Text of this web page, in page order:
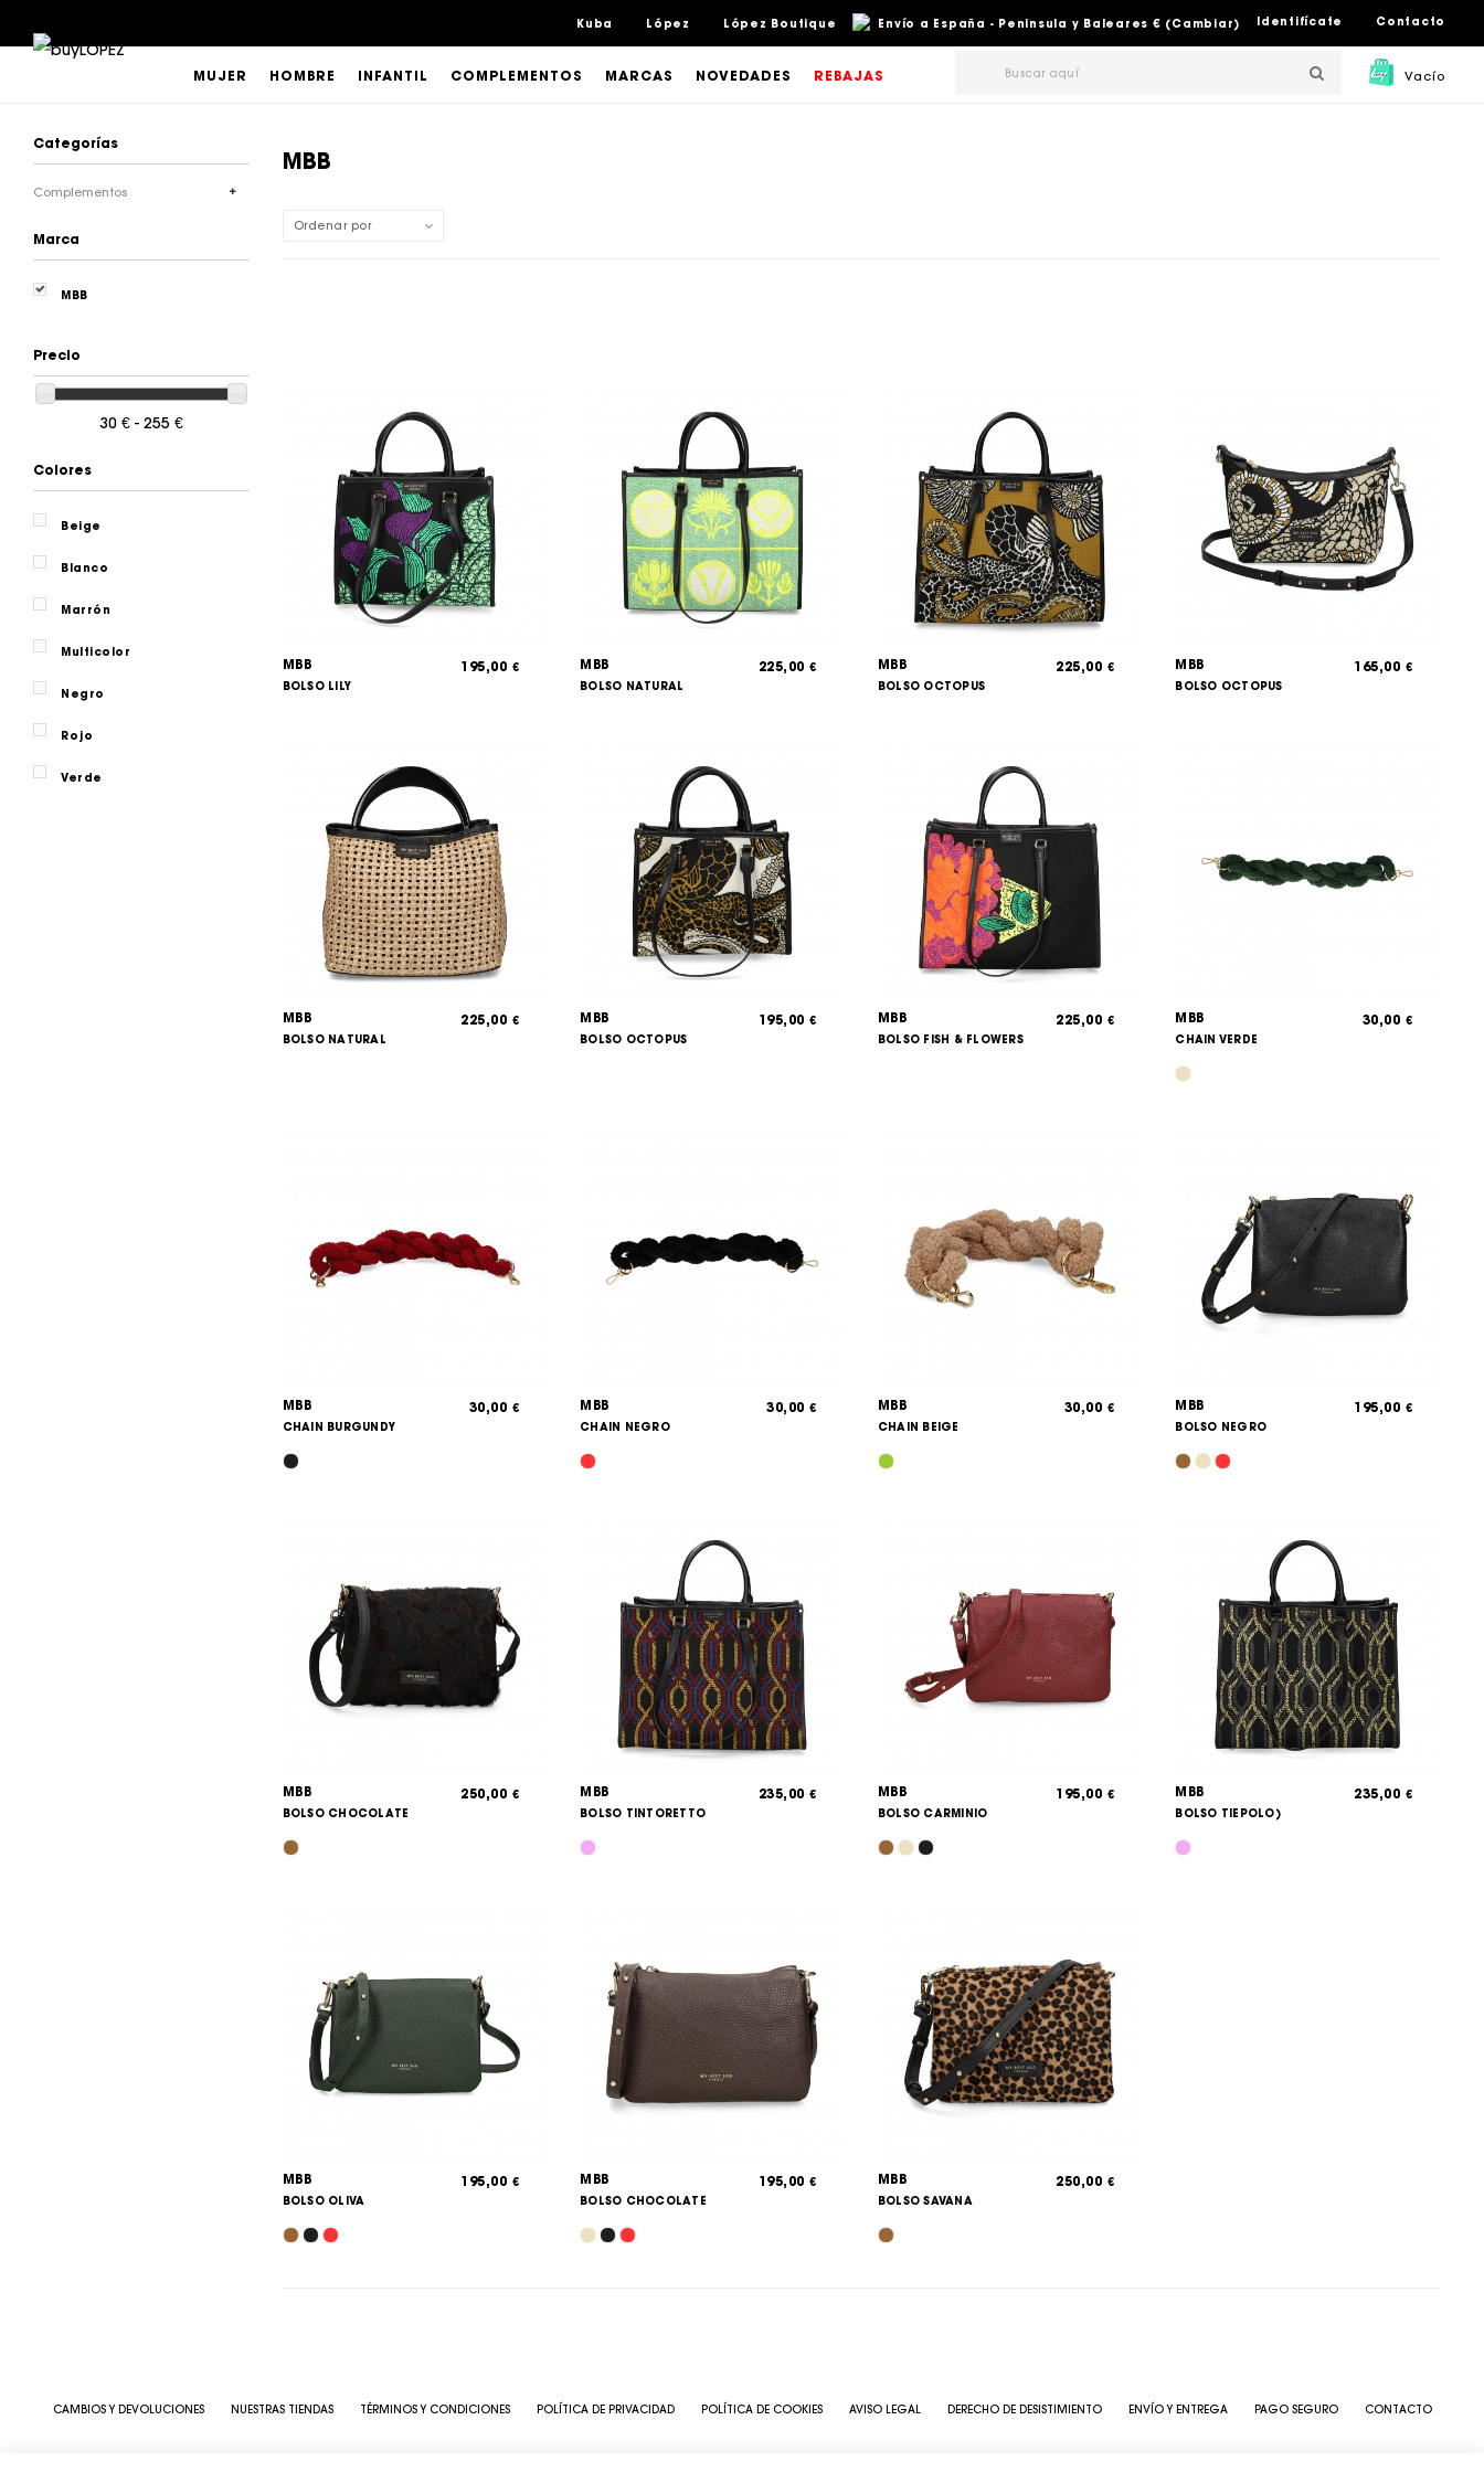
Contacto
Identifícate
Envío a España - Peninsula y Baleares € (Cambiar)
Kuba López López Boutique
Vacío
MUJER HOMBRE INFANTIL COMPLEMENTOS MARCAS NOVEDADES REBAJAS
MBB
Ordenar por
MBB
BOLSO LILY
195,00 € MBB
BOLSO NATURAL
225,00€ MBB
BOLSO OCTOPUS
225,00 € MBB
BOLSO OCTOPUS
165,00 €
MBB
BOLSO NATURAL
225,00 € MBB
BOLSO OCTOPUS
195,00€ MBB
BOLSO FISH & FLOWERS
225,00 € MBB
CHAIN VERDE
30,00 €
MBB
CHAIN BURGUNDY
30,00 € MBB
CHAIN NEGRO
30,00€ MBB
CHAIN BEIGE
30,00 € MBB
BOLSO NEGRO
195,00 €
MBB
BOLSO CHOCOLATE
250,00 € MBB
BOLSO TINTORETTO
235,00€ MBB
BOLSO CARMINIO
195,00 € MBB
BOLSO TIEPOLO)
235,00 €
MBB
BOLSO OLIVA
195,00 € MBB
BOLSO CHOCOLATE
195,00€ MBB
BOLSO SAVANA
250,00 €
Categorías
Complementos
Marca
MBB
Precio
30 € - 255 €
Colores
Beige
Blanco
Marrón
Multicolor
Negro
Rojo
Verde
CAMBIOS Y DEVOLUCIONES NUESTRAS TIENDAS TÉRMINOS Y CONDICIONES POLÍTICA DE PRIVACIDAD POLÍTICA DE COOKIES AVISO LEGAL DERECHO DE DESISTIMIENTO ENVÍO Y ENTREGA PAGO SEGURO CONTACTO